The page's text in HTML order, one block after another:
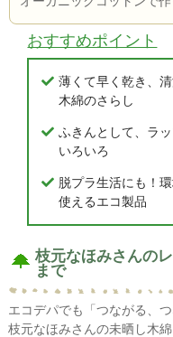
おすすめポイント
薄くて早く乾き、
木綿のさらし
ふきんとして、ラ
いろいろ
脱プラ生活にも！
使えるエコ製品
枝元なほみさんの
まで
エコデパでも「つながる、
枝元なほみさんの未晒し木